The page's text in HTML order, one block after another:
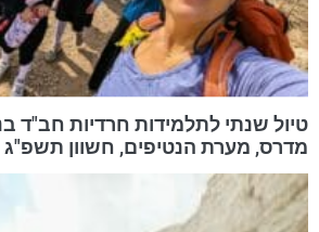
טיול שנתי לתלמידות חרדיות חב"ד
מדרס, מערת הנטיפים, חשוון תשפ"ג